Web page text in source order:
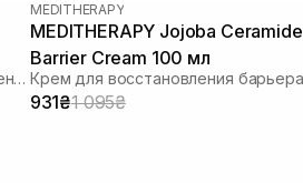
Увлажняющий крем для восстановления микробиомы
MEDITHERAPY
MEDITHERAPY Jojoba Ceramide
Barrier Cream 100 мл
931₴1 095₴